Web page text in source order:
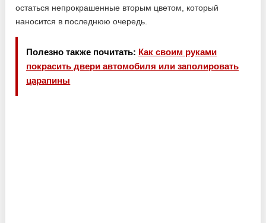
остаться непрокрашенные вторым цветом, который
наносится в последнюю очередь.
Полезно также почитать: Как своим руками
покрасить двери автомобиля или заполировать
царапины